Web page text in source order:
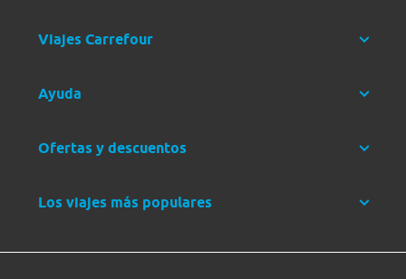
Viajes Carrefour
Ayuda
Ofertas y descuentos
Los viajes más populares